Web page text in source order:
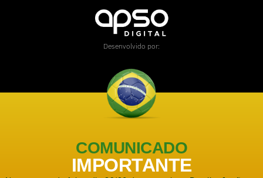
Desenvolvido por:
COMUNICADO
IMPORTANTE